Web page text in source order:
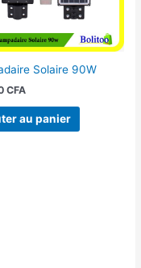
Solaire 90W
CFA
au panier